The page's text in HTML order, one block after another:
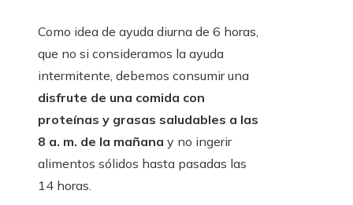
Como idea de ayuda diurna de 6 horas,
que no si consideramos la ayuda
intermitente, debemos consumir una
disfrute de una comida con
proteínas y grasas saludables a las
8 a. m. de la mañana y no ingerir
alimentos sólidos hasta pasadas las
14 horas.